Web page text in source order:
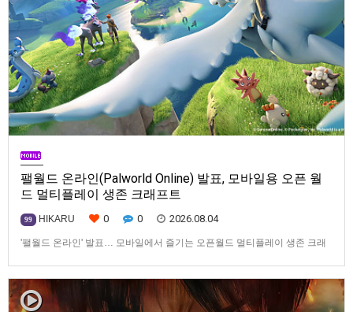
팰월드 온라인(Palworld Online) 발표, 모바일용 오픈 월
드 멀티플레이 생존 크래프트
99 HIKARU 0 0 2026.08.04
'팰월드 온라인' 발표… 모바일에서 즐기는 오픈월드 멀티플레이 생존 크래
인Pocketpair의 정식 라이선스를 받아, 글로벌 히트작 '팰월드(Palworld)'를
기반으로 한…